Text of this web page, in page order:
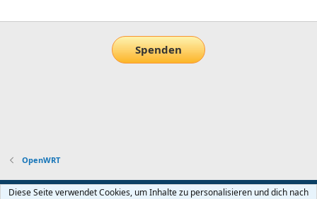
Spenden
OpenWRT
Default-Theme
Diese Seite verwendet Cookies, um Inhalte zu personalisieren und dich nach